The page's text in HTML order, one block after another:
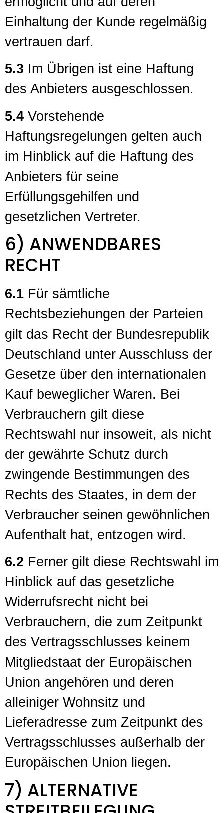
Einhaltung der Kunde regelmäßig
vertrauen darf.
5.3 Im Übrigen ist eine Haftung
des Anbieters ausgeschlossen.
5.4 Vorstehende
Haftungsregelungen gelten auch
im Hinblick auf die Haftung des
Anbieters für seine
Erfüllungsgehilfen und
gesetzlichen Vertreter.
6) ANWENDBARES
RECHT
6.1 Für sämtliche
Rechtsbeziehungen der Parteien
gilt das Recht der Bundesrepublik
Deutschland unter Ausschluss der
Gesetze über den internationalen
Kauf beweglicher Waren. Bei
Verbrauchern gilt diese
Rechtswahl nur insoweit, als nicht
der gewährte Schutz durch
zwingende Bestimmungen des
Rechts des Staates, in dem der
Verbraucher seinen gewöhnlichen
Aufenthalt hat, entzogen wird.
6.2 Ferner gilt diese Rechtswahl im
Hinblick auf das gesetzliche
Widerrufsrecht nicht bei
Verbrauchern, die zum Zeitpunkt
des Vertragsschlusses keinem
Mitgliedstaat der Europäischen
Union angehören und deren
alleiniger Wohnsitz und
Lieferadresse zum Zeitpunkt des
Vertragsschlusses außerhalb der
Europäischen Union liegen.
7) ALTERNATIVE